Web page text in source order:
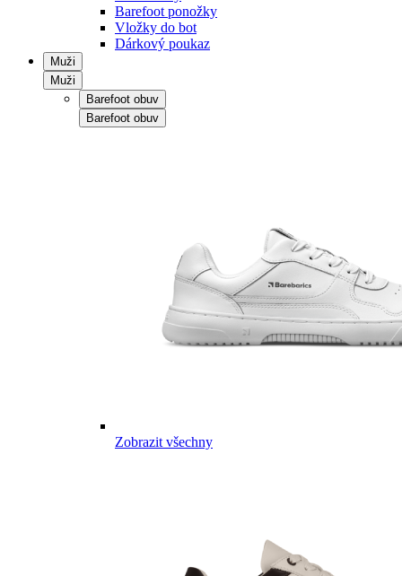
Barefoot ponožky
Vložky do bot
Dárkový poukaz
Muži
Muži
Barefoot obuv
Barefoot obuv
Zobrazit všechny